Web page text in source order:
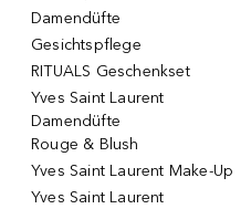
Damendüfte
Gesichtspflege
RITUALS Geschenkset
Yves Saint Laurent
Damendüfte
Rouge & Blush
Yves Saint Laurent Make-Up
Yves Saint Laurent